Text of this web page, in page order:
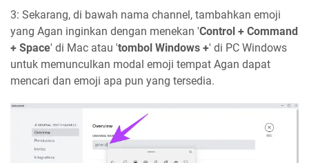
3: Sekarang, di bawah nama channel, tambahkan emoji
yang Agan inginkan dengan menekan 'Control + Command
+ Space' di Mac atau 'tombol Windows +' di PC Windows
untuk memunculkan modal emoji tempat Agan dapat
mencari dan emoji apa pun yang tersedia.